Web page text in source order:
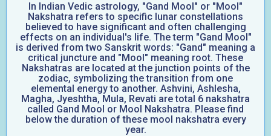
In Indian Vedic astrology, "Gand Mool" or "Mool"
Nakshatra refers to specific lunar constellations
believed to have significant and often challenging
effects on an individual's life. The term "Gand Mool"
is derived from two Sanskrit words: "Gand" meaning a
critical juncture and "Mool" meaning root. These
Nakshatras are located at the junction points of the
zodiac, symbolizing the transition from one
elemental energy to another. Ashvini, Ashlesha,
Magha, Jyeshtha, Mula, Revati are total 6 nakshatra
called Gand Mool or Mool Nakshatra. Please find
below the duration of these mool nakshatra every
year.